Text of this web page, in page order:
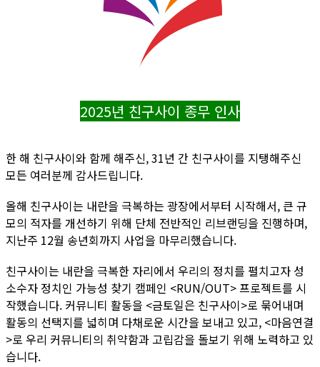
2025년 친구사이 종무 인사
한 해 친구사이와 함께 해주신, 31년 간 친구사이를 지탱해주신
모든 여러분께 감사드립니다.
올해 친구사이는 내란을 극복하는 광장에서부터 시작해서, 큰 규
모의 적자를 개선하기 위해 단체 전반적인 리브랜딩을 진행하며,
지난주 12월 송년회까지 사업을 마무리했습니다.
친구사이는 내란을 극복한 자리에서 우리의 정치를 펼치고자 성
소수자 정치인 가능성 찾기 캠페인 <RUN/OUT> 프로젝트를 시
작했습니다. 커뮤니티 활동을 <금토일은 친구사이>로 묶어내며
활동의 선택지를 넓히며 다채로운 시간을 보내고 있고, <마음연결
>로 우리 커뮤니티의 취약함과 고립감을 돌보기 위해 노력하고 있
습니다.